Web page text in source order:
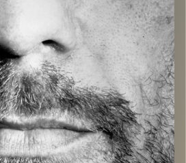
כל מה שחי, אמיתי ונושם.
עם שמוליק רגב.
קרדיט תמונות: David Goehring